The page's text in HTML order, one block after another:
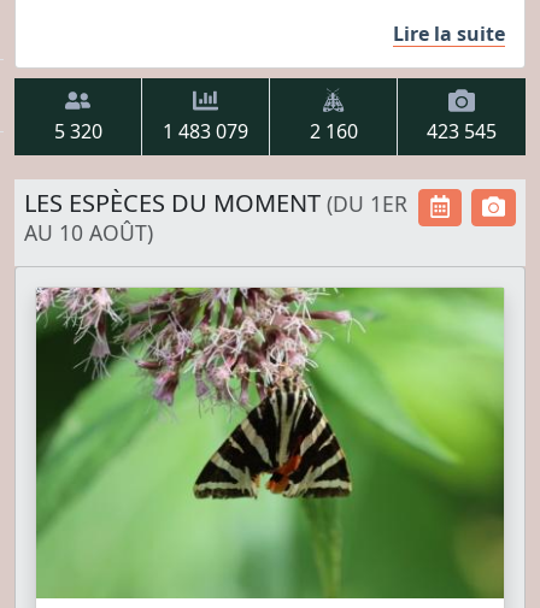
Lire la suite
5 320 1 483 079 2 160 423 545
LES ESPÈCES DU MOMENT (DU 1ER
AU 10 AOÛT)